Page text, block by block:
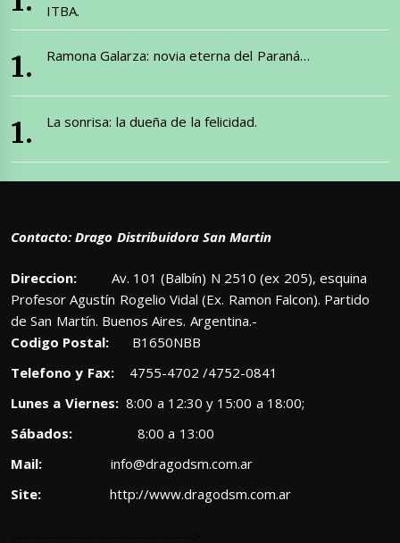
ITBA.
Ramona Galarza: novia eterna del Paraná…
La sonrisa: la dueña de la felicidad.
Contacto: Drago Distribuidora San Martin
Direccion: Av. 101 (Balbín) N 2510 (ex 205), esquina
Profesor Agustín Rogelio Vidal (Ex. Ramon Falcon). Partido
de San Martín. Buenos Aires. Argentina.-
Codigo Postal: B1650NBB
Telefono y Fax:4755-4702 /4752-0841
Lunes a Viernes:8:00 a 12:30 y 15:00 a 18:00;
Sábados: 8:00 a 13:00
Mail:
info@dragodsm.com.ar
Site:
http://www.dragodsm.com.ar